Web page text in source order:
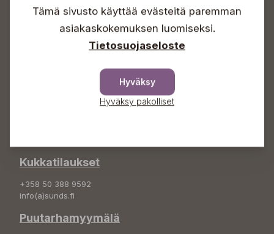
Lauantaisin 09-16
Sunnuntaisin Itsepalvelu
Info & vaihde
Kukkatilaukset
+358 50 388 9592
info(a)sunds.fi
Puutarhamyymälä
Tämä sivusto käyttää evästeitä paremman
asiakaskokemuksen luomiseksi.
Tietosuojaseloste
Hyväksy
Hyväksy pakolliset